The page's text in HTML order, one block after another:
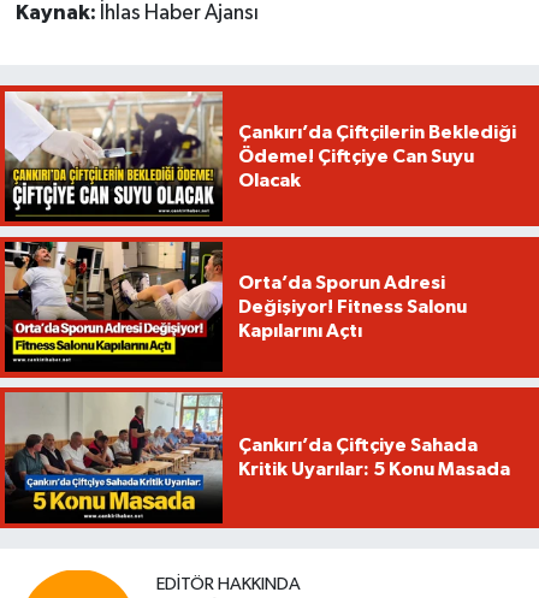
Kaynak: İhlas Haber Ajansı
Çankırı’da Çiftçilerin Beklediği
Ödeme! Çiftçiye Can Suyu
Olacak
Orta’da Sporun Adresi
Değişiyor! Fitness Salonu
Kapılarını Açtı
Çankırı’da Çiftçiye Sahada
Kritik Uyarılar: 5 Konu Masada
EDITÖR HAKKINDA